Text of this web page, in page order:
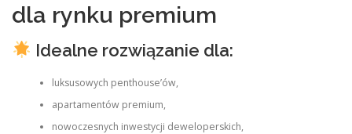
dla rynku premium
Idealne rozwiązanie dla:
luksusowych penthouse’ów,
apartamentów premium,
nowoczesnych inwestycji deweloperskich,